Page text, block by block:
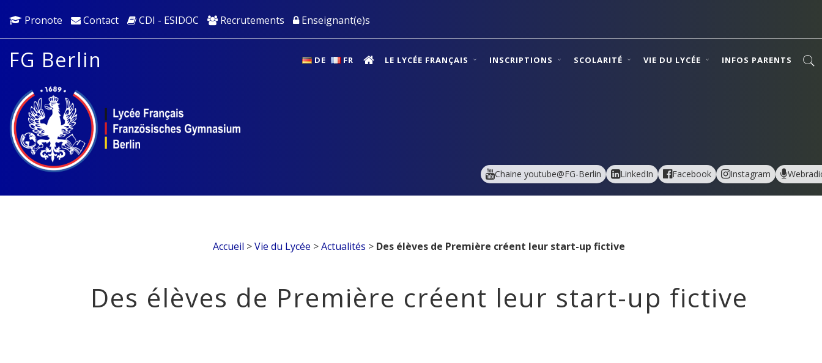
Pronote Contact CDI - ESIDOC Recrutements Enseignant(e)s
FG Berlin DE FR LE LYCÉE FRANÇAIS INSCRIPTIONS SCOLARITÉ VIE DU LYCÉE INFOS PARENTS
Chaine youtube@FG-Berlin LinkedIn Facebook Instagram
Accueil >Vie du Lycée >Actualités > Des élèves de Première créent leur start-up fictive
Des élèves de Première créent leur start-up fictive